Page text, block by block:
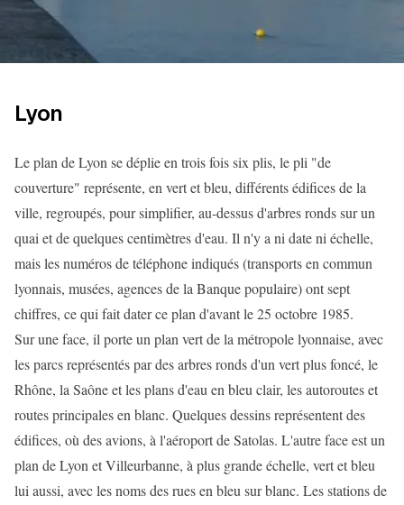
Lyon
Le plan de Lyon se déplie en trois fois six plis, le pli "de
couverture" représente, en vert et bleu, différents édifices de la
ville, regroupés, pour simplifier, au-dessus d'arbres ronds sur un
quai et de quelques centimètres d'eau. Il n'y a ni date ni échelle,
mais les numéros de téléphone indiqués (transports en commun
lyonnais, musées, agences de la Banque populaire) ont sept
chiffres, ce qui fait dater ce plan d'avant le 25 octobre 1985.
Sur une face, il porte un plan vert de la métropole lyonnaise, avec
les parcs représentés par des arbres ronds d'un vert plus foncé, le
Rhône, la Saône et les plans d'eau en bleu clair, les autoroutes et
routes principales en blanc. Quelques dessins représentent des
édifices, où des avions, à l'aéroport de Satolas. L'autre face est un
plan de Lyon et Villeurbanne, à plus grande échelle, vert et bleu
lui aussi, avec les noms des rues en bleu sur blanc. Les stations de